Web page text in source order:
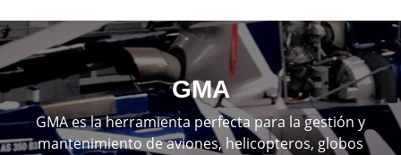
GMA
GMA es la herramienta perfecta para la gestión y
mantenimiento de aviones, helicopteros, globos